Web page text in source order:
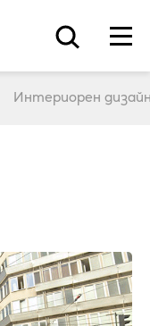
Интериорен